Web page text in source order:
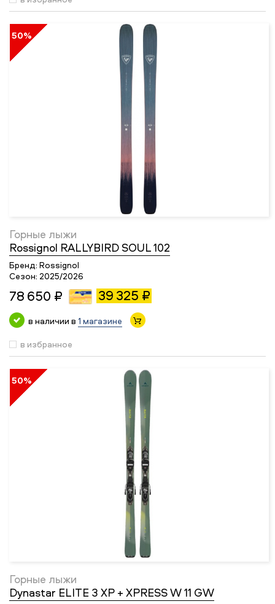
50%
Горные лыжи
Rossignol RALLYBIRD SOUL 102
Бренд: Rossignol
Сезон: 2025/2026
78 650 ₽ 39 325 ₽
в наличии в 1 магазине
в избранное
50%
Горные лыжи
Dynastar ELITE 3 XP + XPRESS W 11 GW